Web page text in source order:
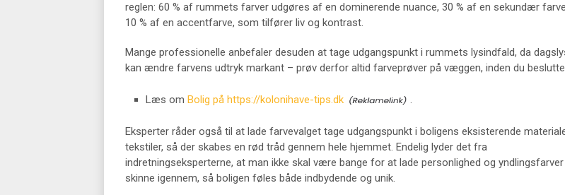
reglen: 60 % af rummets farver udgøres af en dominerende nuance, 30 % af en sekundær
10 % af en accentfarve, som tilfører liv og kontrast.
Mange professionelle anbefaler desuden at tage udgangspunkt i rummets lysindfald, da
kan ændre farvens udtryk markant – prøv derfor altid farveprøver på væggen, inden du
Læs om Bolig på https://kolonihave-tips.dk
Eksperter råder også til at lade farvevalget tage udgangspunkt i boligens eksisterende
tekstiler, så der skabes en rød tråd gennem hele hjemmet. Endelig lyder det fra
indretningseksperterne, at man ikke skal være bange for at lade personlighed og yndlingsfarver
skinne igennem, så boligen føles både indbydende og unik.